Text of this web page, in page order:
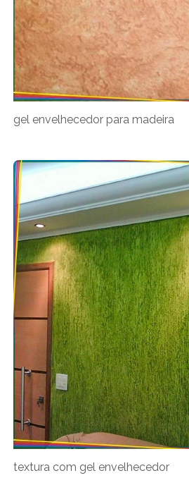
gel envelhecedor para madeira
textura com gel envelhecedor